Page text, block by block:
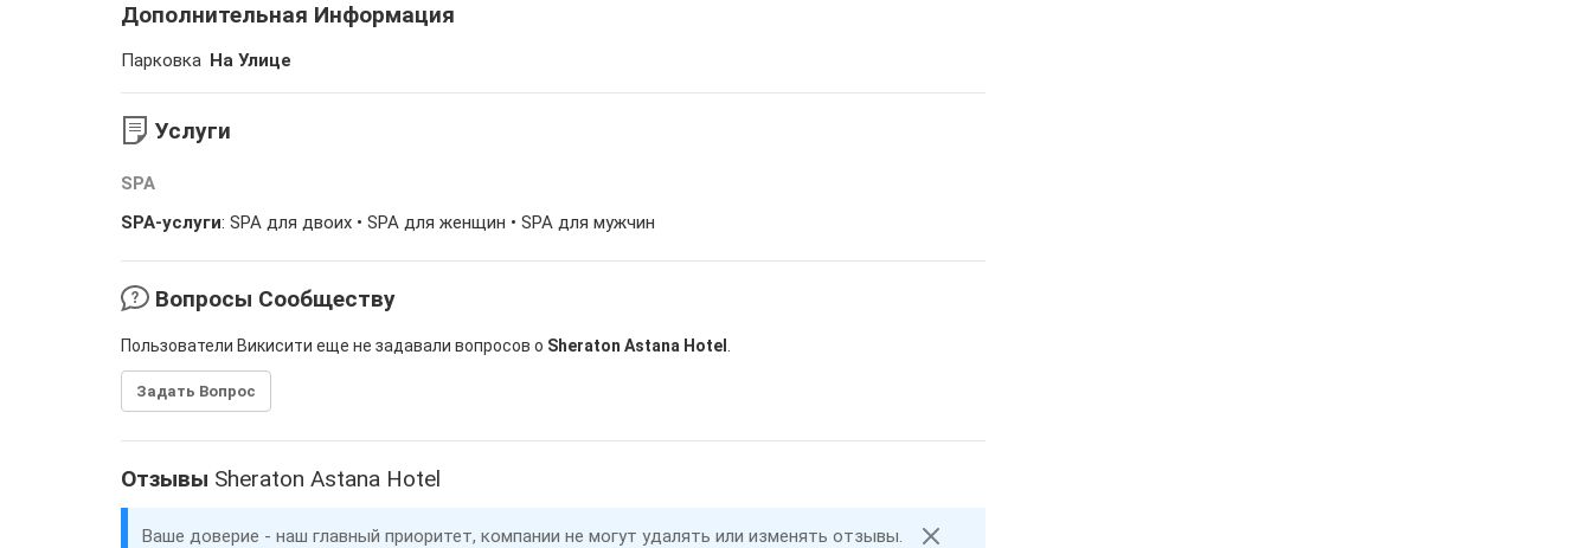
Дополнительная Информация
Парковка На Улице
Услуги
SPA
SPA-услуги: SPA для двоих • SPA для женщин • SPA для мужчин
Вопросы Сообществу
Пользователи Викисити еще не задавали вопросов о Sheraton Astana Hotel
Задать Вопрос
Отзывы Sheraton Astana Hotel
Ваше доверие - наш главный приоритет, компании не могут удалять или изменять отзывы.